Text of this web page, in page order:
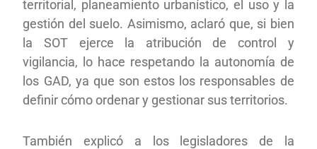
territorial, planeamiento urbanístico, el uso y la
gestión del suelo. Asimismo, aclaró que, si bien
la SOT ejerce la atribución de control y
vigilancia, lo hace respetando la autonomía de
los GAD, ya que son estos los responsables de
definir cómo ordenar y gestionar sus territorios.
También explicó a los legisladores de la